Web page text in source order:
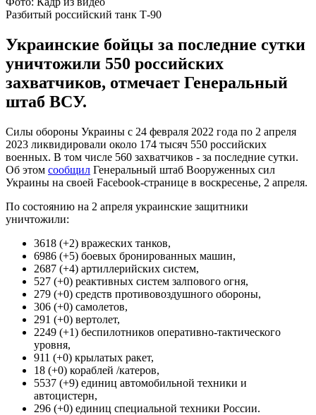
Разбитый российский танк Т-90
Украинские бойцы за последние сутки
уничтожили 550 российских
захватчиков, отмечает Генеральный
штаб ВСУ.
Силы обороны Украины с 24 февраля 2022 года по 2 апреля
2023 ликвидировали около 174 тысяч 550 российских
военных. В том числе 560 захватчиков - за последние сутки.
Об этом сообщил Генеральный штаб Вооруженных сил
Украины на своей Facebook-странице в воскресенье, 2 апреля.
По состоянию на 2 апреля украинские защитники
уничтожили:
3618 (+2) вражеских танков,
6986 (+5) боевых бронированных машин,
2687 (+4) артиллерийских систем,
527 (+0) реактивных систем залпового огня,
279 (+0) средств противовоздушного обороны,
306 (+0) самолетов,
291 (+0) вертолет,
2249 (+1) беспилотников оперативно-тактического
уровня,
911 (+0) крылатых ракет,
18 (+0) кораблей /катеров,
5537 (+9) единиц автомобильной техники и
автоцистерн,
296 (+0) единиц специальной техники России.